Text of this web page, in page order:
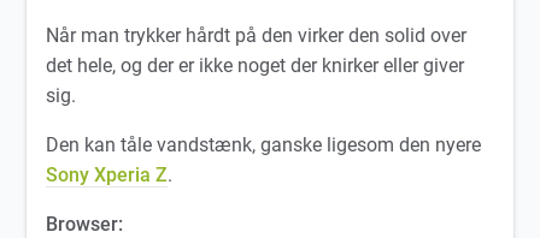
Når man trykker hårdt på den virker den solid over
det hele, og der er ikke noget der knirker eller giver
sig.
Den kan tåle vandstænk, ganske ligesom den nyere
Sony Xperia Z.
Browser: